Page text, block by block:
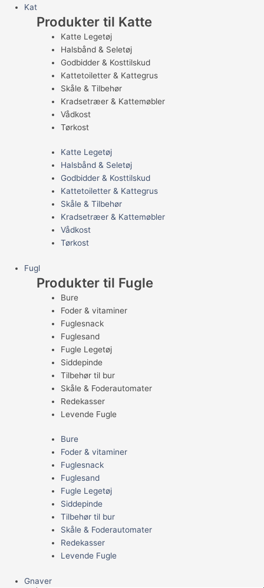
Kat
Produkter til Katte
Katte Legetøj
Halsbånd & Seletøj
Godbidder & Kosttilskud
Kattetoiletter & Kattegrus
Skåle & Tilbehør
Kradsetræer & Kattemøbler
Vådkost
Tørkost
Katte Legetøj
Halsbånd & Seletøj
Godbidder & Kosttilskud
Kattetoiletter & Kattegrus
Skåle & Tilbehør
Kradsetræer & Kattemøbler
Vådkost
Tørkost
Fugl
Produkter til Fugle
Bure
Foder & vitaminer
Fuglesnack
Fuglesand
Fugle Legetøj
Siddepinde
Tilbehør til bur
Skåle & Foderautomater
Redekasser
Levende Fugle
Bure
Foder & vitaminer
Fuglesnack
Fuglesand
Fugle Legetøj
Siddepinde
Tilbehør til bur
Skåle & Foderautomater
Redekasser
Levende Fugle
Gnaver